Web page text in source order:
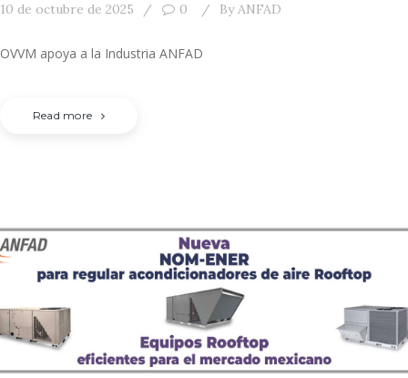
10 de octubre de 2025 0 ByANFAD
OVVM apoya a la Industria ANFAD
Read more